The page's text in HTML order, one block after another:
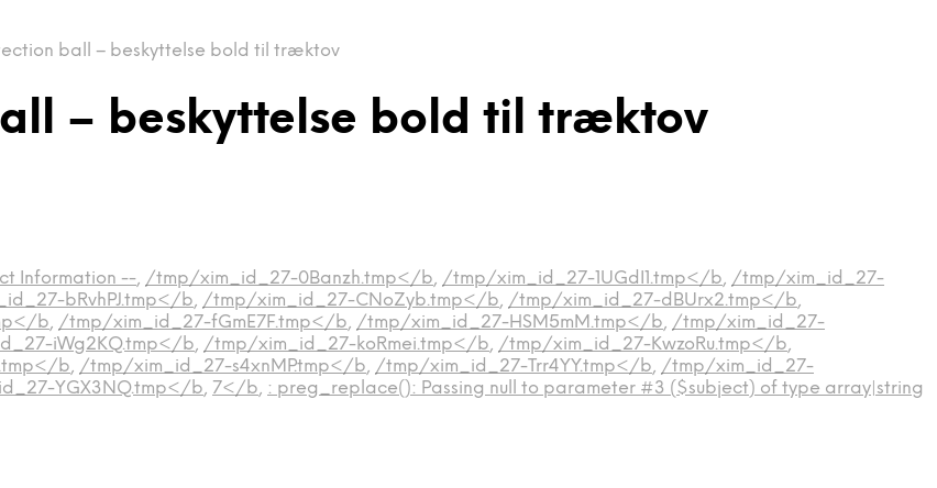
ball – beskyttelse bold til træktov
– beskyttelse bold til træktov
Information --, /tmp/xim_id_27-0Banzh.tmp</b, /tmp/xim_id_27-1UGdI1.tmp</b, /tmp/xim_id_27-
bRvhPJ.tmp</b, /tmp/xim_id_27-CNoZyb.tmp</b, /tmp/xim_id_27-dBUrx2.tmp</b,
b, /tmp/xim_id_27-fGmE7F.tmp</b, /tmp/xim_id_27-HSM5mM.tmp</b, /tmp/xim_id_27-
iWg2KQ.tmp</b, /tmp/xim_id_27-koRmei.tmp</b, /tmp/xim_id_27-KwzoRu.tmp</b,
b, /tmp/xim_id_27-s4xnMP.tmp</b, /tmp/xim_id_27-Trr4YY.tmp</b, /tmp/xim_id_27-
YGX3NQ.tmp</b, 7</b, : preg_replace(): Passing null to parameter #3 ($subject) of type array|string